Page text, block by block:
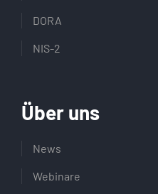
DORA
NIS-2
Über uns
News
Webinare